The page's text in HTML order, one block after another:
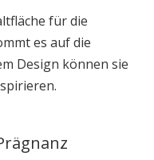
für die
es auf die
Design können sie